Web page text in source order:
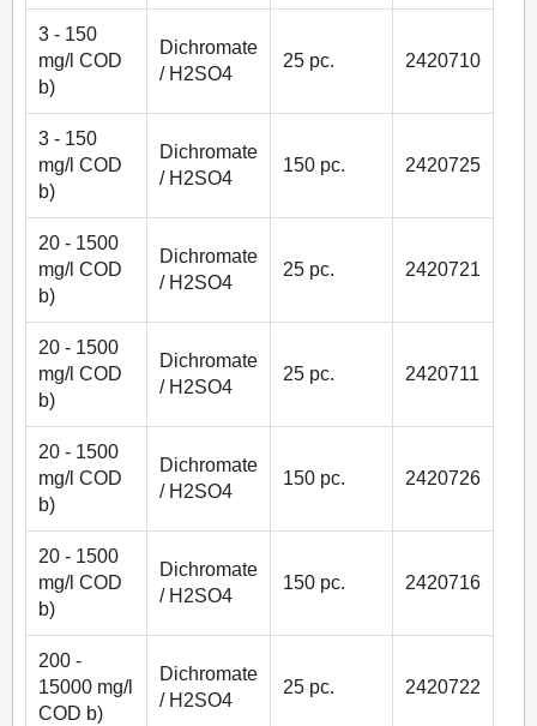
3 - 150
mg/l COD
b)
Dichromate
/ H2SO4
25 pc. 2420710
3 - 150
mg/l COD
b)
Dichromate
/ H2SO4
150 pc. 2420725
20 - 1500
mg/l COD
b)
Dichromate
/ H2SO4
25 pc. 2420721
20 - 1500
mg/l COD
b)
Dichromate
/ H2SO4
25 pc. 2420711
20 - 1500
mg/l COD
b)
Dichromate
/ H2SO4
150 pc. 2420726
20 - 1500
mg/l COD
b)
Dichromate
/ H2SO4
150 pc. 2420716
200 -
15000 mg/l
COD b)
Dichromate
/ H2SO4
25 pc. 2420722